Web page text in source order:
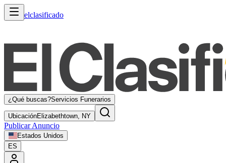
elclasificado
¿Qué buscas?Servicios Funerarios
UbicaciónElizabethtown, NY
Publicar Anuncio
Estados Unidos
ES